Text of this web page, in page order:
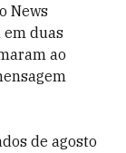
News
duas
ao
de agosto